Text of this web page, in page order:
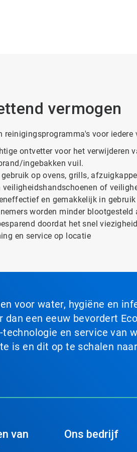
vermogen
reinigingsprogramma's voor
ontvetter voor het verwijderen
ingebakken vuil.
gebruik op ovens, grills,
veiligheidshandschoenen of
en gemakkelijk in gebruik
worden minder
doordat het snel
en service op locatie
voor water, hygiëne en
een eeuw bevordert
en service van
is en dit op te schalen
van
Ons bedrijf